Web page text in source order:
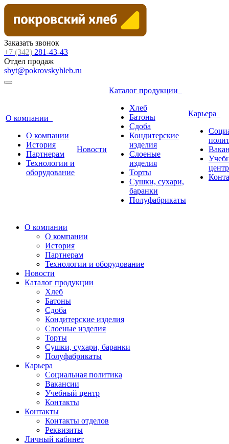
Заказать звонок
+7 (342) 281-43-43
Отдел продаж
sbyt@pokrovskyhleb.ru
О компании
О компании
История
Партнерам
Технологии и
оборудование
Новости
Каталог продукции
Хлеб
Батоны
Сдоба
Кондитерские
изделия
Слоеные
изделия
Торты
Сушки, сухари,
баранки
Полуфабрикаты
Карьера
центр
О компании
О компании
История
Партнерам
Технологии и оборудование
Новости
Каталог продукции
Хлеб
Батоны
Сдоба
Кондитерские изделия
Слоеные изделия
Торты
Сушки, сухари, баранки
Полуфабрикаты
Карьера
Социальная политика
Вакансии
Учебный центр
Контакты
Контакты
Контакты отделов
Реквизиты
Личный кабинет